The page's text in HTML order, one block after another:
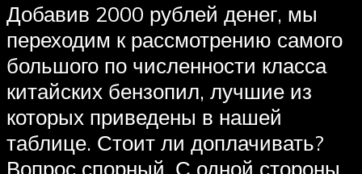
Добавив 2000 рублей денег, мы
переходим к рассмотрению самого
большого по численности класса
китайских бензопил, лучшие из
которых приведены в нашей
таблице. Стоит ли доплачивать?
Вопрос спорный. С одной стороны